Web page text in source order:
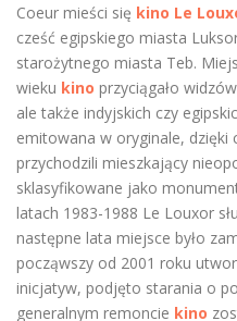
Coeur mieści się kino Le
cześć egipskiego miasta
starożytnego miasta Teb.
wieku kino przyciągało
ale także indyjskich czy
emitowana w oryginale, dzięki
przychodzili mieszkający
sklasyfikowane jako
latach 1983-1988 Le Louxor
następne lata miejsce było
począwszy od 2001 roku
inicjatyw, podjęto starania o
generalnym remoncie kino